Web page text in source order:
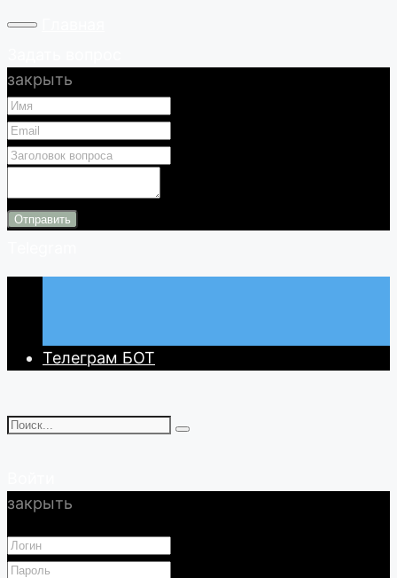
закрыть
Отправить
Телеграм БОТ
закрыть